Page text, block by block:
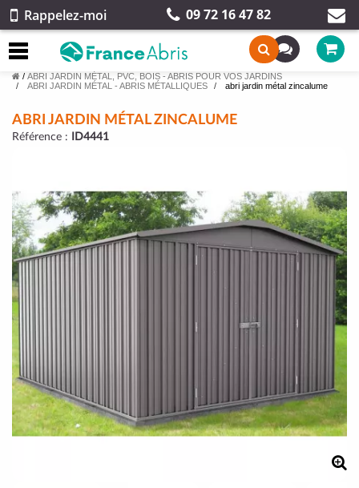
Rappelez-moi 09 72 16 47 82
/ ABRI JARDIN MÉTAL, PVC, BOIS - ABRIS POUR VOS JARDINS
ABRI JARDIN MÉTAL - ABRIS MÉTALLIQUES
abri jardin métal zincalume
ABRI JARDIN MÉTAL ZINCALUME
Référence : ID4441